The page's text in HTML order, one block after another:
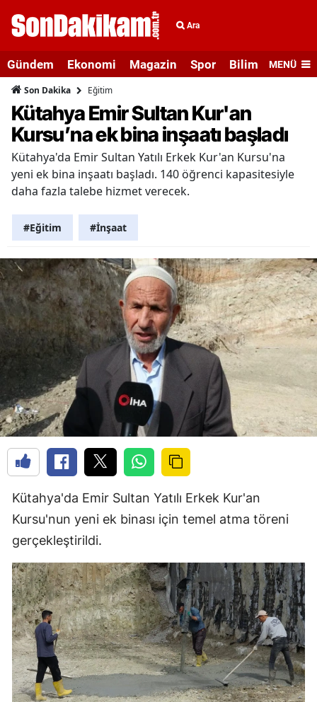
Ara
Gündem Ekonomi Magazin Spor Bilim veMENÜ
Son Dakika Eğitim
Kütahya Emir Sultan Kur'an
Kursu’na ek bina inşaatı başladı
Kütahya'da Emir Sultan Yatılı Erkek Kur'an Kursu'na
yeni ek bina inşaatı başladı. 140 öğrenci kapasitesiyle
daha fazla talebe hizmet verecek.
#Eğitim #İnşaat
Kütahya'da Emir Sultan Yatılı Erkek Kur'an
Kursu'nun yeni ek binası için temel atma töreni
gerçekleştirildi.